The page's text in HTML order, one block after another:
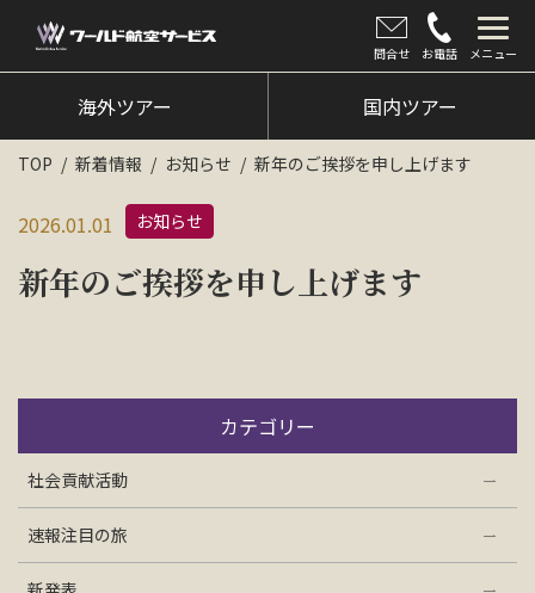
問合せ お電話 メニュー
海外ツアー
国内ツアー
クルーズツアー
ツアー催行状況
会社情報
お問い合わせ
海外ツアー 国内ツアー
TOP 新着情報 お知らせ 新年のご挨拶を申し上げます
2026.01.01 お知らせ
新年のご挨拶を申し上げます
カテゴリー
社会貢献活動
速報注目の旅